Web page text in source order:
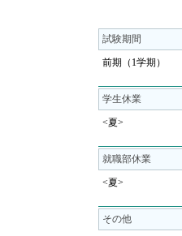
試験期間
前期（1学期）
学生休業
<夏>
就職部休業
<夏>
その他